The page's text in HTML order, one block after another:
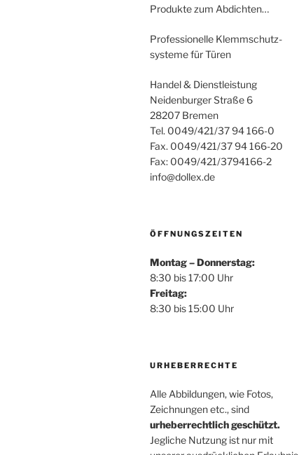
Produkte zum Abdichten…
Professionelle Klemmschutz-
systeme für Türen
Handel & Dienstleistung
Neidenburger Straße 6
28207 Bremen
Tel. 0049/421/37 94 166-0
Fax. 0049/421/37 94 166-20
Fax: 0049/421/3794166-2
info@dollex.de
ÖFFNUNGSZEITEN
Montag – Donnerstag:
8:30 bis 17:00 Uhr
Freitag:
8:30 bis 15:00 Uhr
URHEBERRECHTE
Alle Abbildungen, wie Fotos,
Zeichnungen etc., sind
urheberrechtlich geschützt.
Jegliche Nutzung ist nur mit